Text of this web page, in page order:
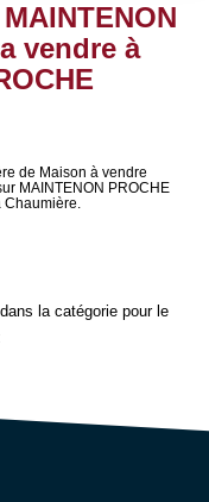
vendre à
de Maison à vendre
MAINTENON PROCHE
la catégorie pour le